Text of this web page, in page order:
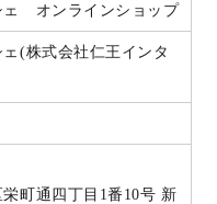
ェ オンラインショップ
(株式会社仁王インタ
町通四丁目1番10号 新